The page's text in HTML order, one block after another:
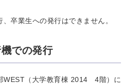
卒業生への発行はできません。
での発行
WEST（大学教育棟 2014 4階）に